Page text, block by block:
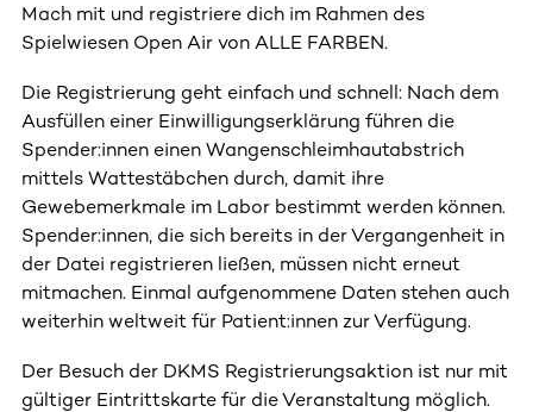
Mach mit und registriere dich im Rahmen des
Spielwiesen Open Air von ALLE FARBEN.
Die Registrierung geht einfach und schnell: Nach dem
Ausfüllen einer Einwilligungserklärung führen die
Spender:innen einen Wangenschleimhautabstrich
mittels Wattestäbchen durch, damit ihre
Gewebemerkmale im Labor bestimmt werden können.
Spender:innen, die sich bereits in der Vergangenheit in
der Datei registrieren ließen, müssen nicht erneut
mitmachen. Einmal aufgenommene Daten stehen auch
weiterhin weltweit für Patient:innen zur Verfügung.
Der Besuch der DKMS Registrierungsaktion ist nur mit
gültiger Eintrittskarte für die Veranstaltung möglich.